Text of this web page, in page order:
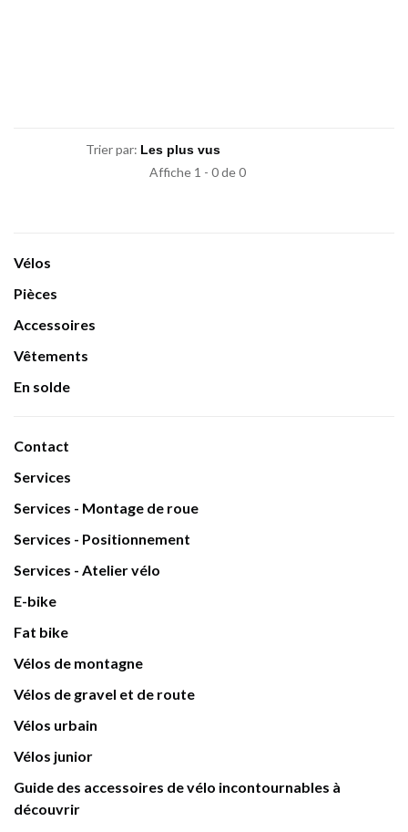
Trier par:
Affiche 1 - 0 de 0
Vélos
Pièces
Accessoires
Vêtements
En solde
Contact
Services
Services - Montage de roue
Services - Positionnement
Services - Atelier vélo
E-bike
Fat bike
Vélos de montagne
Vélos de gravel et de route
Vélos urbain
Vélos junior
Guide des accessoires de vélo incontournables à
découvrir